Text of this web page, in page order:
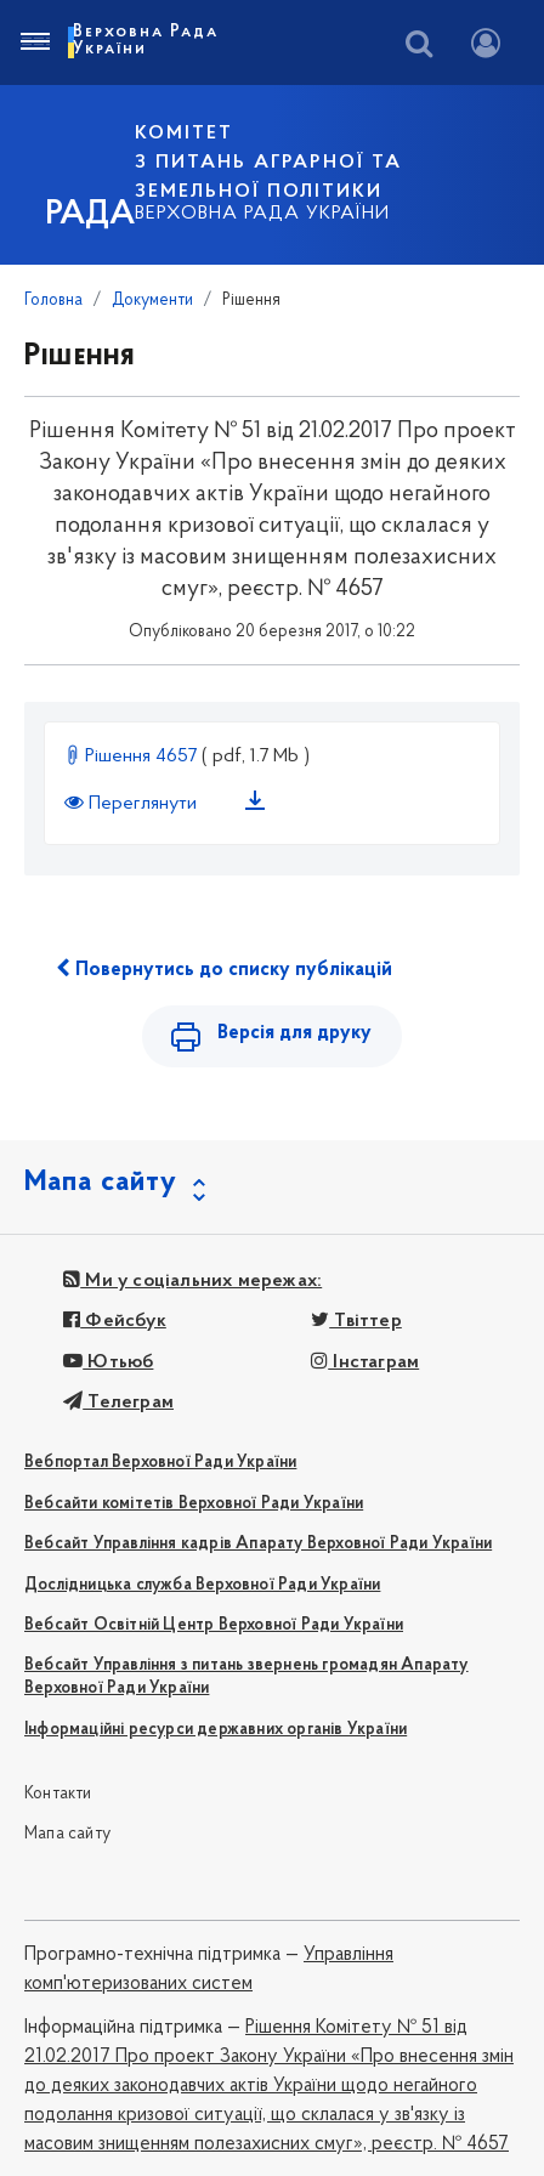
РАДА
КОМІТЕТ
З ПИТАНЬ АГРАРНОЇ ТА
ЗЕМЕЛЬНОЇ ПОЛІТИКИ
ВЕРХОВНА РАДА УКРАЇНИ
Верховна Рада
України
Головна Документи Рішення
Рішення
Рішення Комітету № 51 від 21.02.2017 Про проект
Закону України «Про внесення змін до деяких
законодавчих актів України щодо негайного
подолання кризової ситуації, що склалася у
зв'язку із масовим знищенням полезахисних
смуг», реєстр. № 4657
Опубліковано 20 березня 2017, о 10:22
Рішення 4657 ( pdf, 1.7 Mb )
Переглянути
Повернутись до списку публікацій
Версія для друку
Мапа сайту
Ми у соціальних мережах:
Фейсбук Твіттер
Ютьюб Інстаграм
Телеграм
Вебпортал Верховної Ради України
Вебсайти комітетів Верховної Ради України
Вебсайт Управління кадрів Апарату Верховної Ради України
Дослідницька служба Верховної Ради України
Вебсайт Освітній Центр Верховної Ради України
Вебсайт Управління з питань звернень громадян Апарату
Верховної Ради України
Інформаційні ресурси державних органів України
Контакти
Мапа сайту
Програмно-технічна підтримка — Управління
комп'ютеризованих систем
Iнформаційна підтримка — Рішення Комітету № 51 від
21.02.2017 Про проект Закону України «Про внесення змін
до деяких законодавчих актів України щодо негайного
подолання кризової ситуації, що склалася у зв'язку із
масовим знищенням полезахисних смуг», реєстр. № 4657